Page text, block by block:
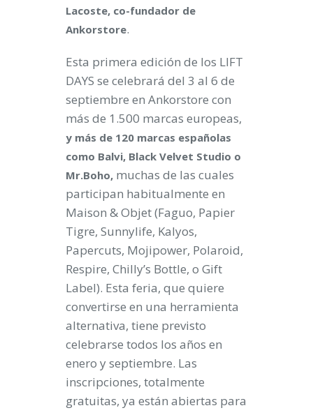
Lacoste, co-fundador de
Ankorstore.
Esta primera edición de los LIFT
DAYS se celebrará del 3 al 6 de
septiembre en Ankorstore con
más de 1.500 marcas europeas,
y más de 120 marcas españolas
como Balvi, Black Velvet Studio o
Mr.Boho, muchas de las cuales
participan habitualmente en
Maison & Objet (Faguo, Papier
Tigre, Sunnylife, Kalyos,
Papercuts, Mojipower, Polaroid,
Respire, Chilly’s Bottle, o Gift
Label). Esta feria, que quiere
convertirse en una herramienta
alternativa, tiene previsto
celebrarse todos los años en
enero y septiembre. Las
inscripciones, totalmente
gratuitas, ya están abiertas para